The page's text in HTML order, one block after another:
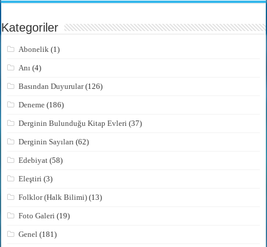
Kategoriler
Abonelik (1)
Anı (4)
Basından Duyurular(126)
Deneme (186)
Derginin Bulunduğu Kitap Evleri (37)
Derginin Sayıları (62)
Edebiyat (58)
Eleştiri (3)
Folklor (Halk Bilimi) (13)
Foto Galeri (19)
Genel (181)